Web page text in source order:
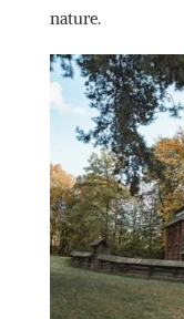
nature.